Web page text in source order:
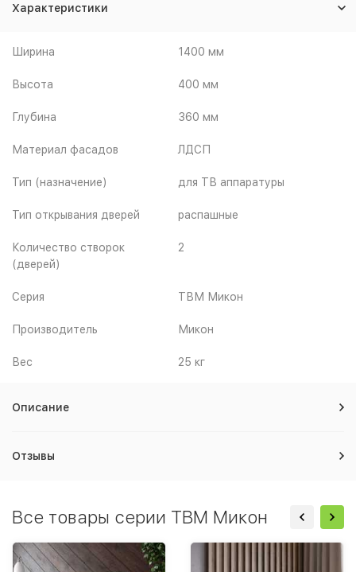
Характеристики
Ширина 1400 мм
Высота 400 мм
Глубина 360 мм
Материал фасадов ЛДСП
Тип (назначение) для ТВ аппаратуры
Тип открывания дверей распашные
Количество створок
(дверей)
2
Серия ТВМ Микон
Производитель Микон
Вес 25 кг
Описание
Отзывы
Все товары серии ТВМ Микон